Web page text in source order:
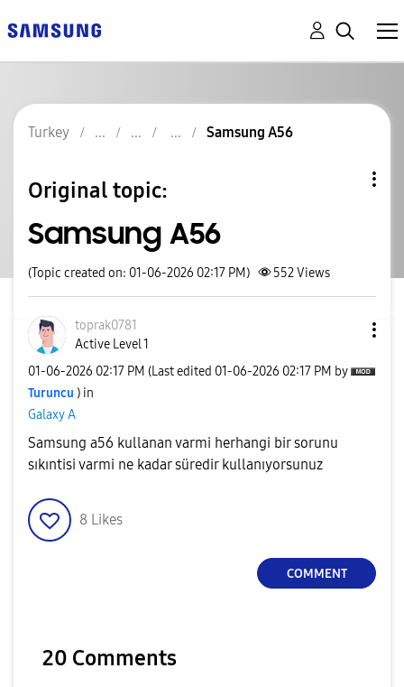
Turkey Samsung A56
Original topic:
Samsung A56
(Topic created on: 01-06-2026 02:17 PM) 552Views
toprak0781
Active Level 1
‎01-06-2026 02:17 PM (Last edited ‎01-06-2026 02:17 PM by
Turuncu ) in
Galaxy A
Samsung a56 kullanan varmi herhangi bir sorunu
sıkıntisi varmi ne kadar süredir kullanıyorsunuz
8 Likes
COMMENT
20 Comments